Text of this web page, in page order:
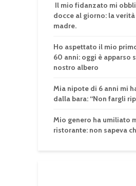
Il mio fidanzato mi
docce al giorno: la verità
madre.
Ho aspettato il mio
60 anni: oggi è apparso
nostro albero
Mia nipote di 6 anni mi
dalla bara: “Non fargli
Mio genero ha umiliato
ristorante: non sapeva